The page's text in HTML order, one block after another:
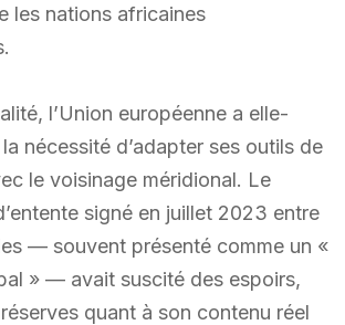
les nations africaines
l’Union européenne a elle-
nécessité d’adapter ses outils de
le voisinage méridional. Le
signé en juillet 2023 entre
— souvent présenté comme un «
» — avait suscité des espoirs,
quant à son contenu réel